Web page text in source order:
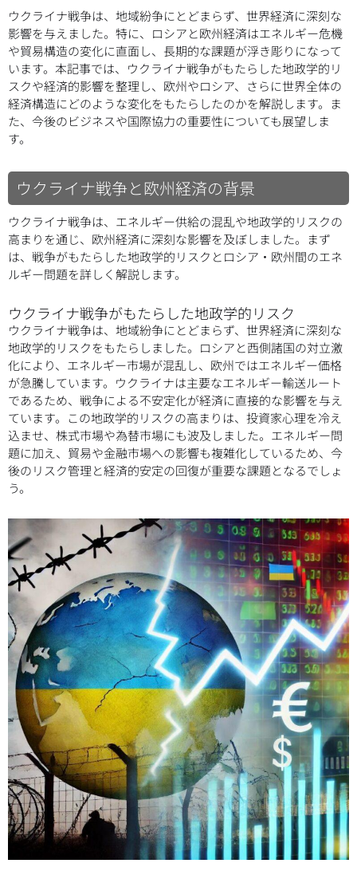
ウクライナ戦争は、地域紛争にとどまらず、世界経済に深刻な
影響を与えました。特に、ロシアと欧州経済はエネルギー危機
や貿易構造の変化に直面し、長期的な課題が浮き彫りになって
います。本記事では、ウクライナ戦争がもたらした地政学的リ
スクや経済的影響を整理し、欧州やロシア、さらに世界全体の
経済構造にどのような変化をもたらしたのかを解説します。ま
た、今後のビジネスや国際協力の重要性についても展望しま
す。
ウクライナ戦争と欧州経済の背景
ウクライナ戦争は、エネルギー供給の混乱や地政学的リスクの
高まりを通じ、欧州経済に深刻な影響を及ぼしました。まず
は、戦争がもたらした地政学的リスクとロシア・欧州間のエネ
ルギー問題を詳しく解説します。
ウクライナ戦争がもたらした地政学的リスク
ウクライナ戦争は、地域紛争にとどまらず、世界経済に深刻な
地政学的リスクをもたらしました。ロシアと西側諸国の対立激
化により、エネルギー市場が混乱し、欧州ではエネルギー価格
が急騰しています。ウクライナは主要なエネルギー輸送ルート
であるため、戦争による不安定化が経済に直接的な影響を与え
ています。この地政学的リスクの高まりは、投資家心理を冷え
込ませ、株式市場や為替市場にも波及しました。エネルギー問
題に加え、貿易や金融市場への影響も複雑化しているため、今
後のリスク管理と経済的安定の回復が重要な課題となるでしょ
う。